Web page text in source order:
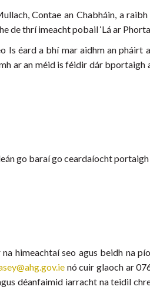
Contae an Chabháin, a
de thrí imeacht pobail ‘Lá ar
Is éard a bhí mar aidhm an
ar an méid is féidir dár
go baraí go ceardaíocht portaigh
himeachtaí seo agus beidh na
nó cuir glaoch ar
déanfaimid iarracht na teidil